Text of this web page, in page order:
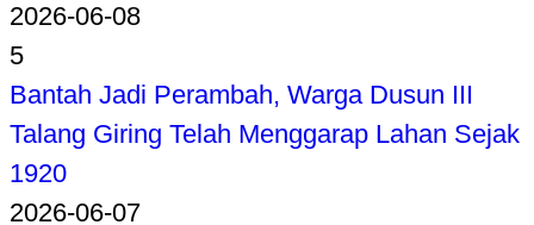
2026-06-08
5
Bantah Jadi Perambah, Warga Dusun III
Talang Giring Telah Menggarap Lahan Sejak
1920
2026-06-07